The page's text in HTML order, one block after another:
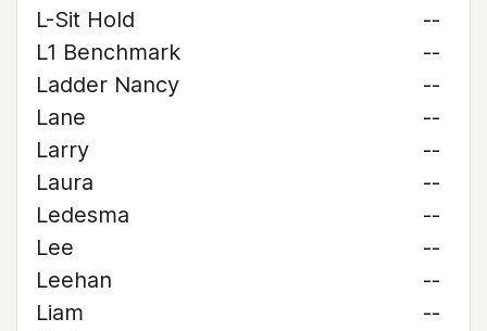
L-Sit Hold
--
L1 Benchmark
--
Ladder Nancy
--
Lane
--
Larry
--
Laura
--
Ledesma
--
Lee
--
Leehan
--
Liam
--